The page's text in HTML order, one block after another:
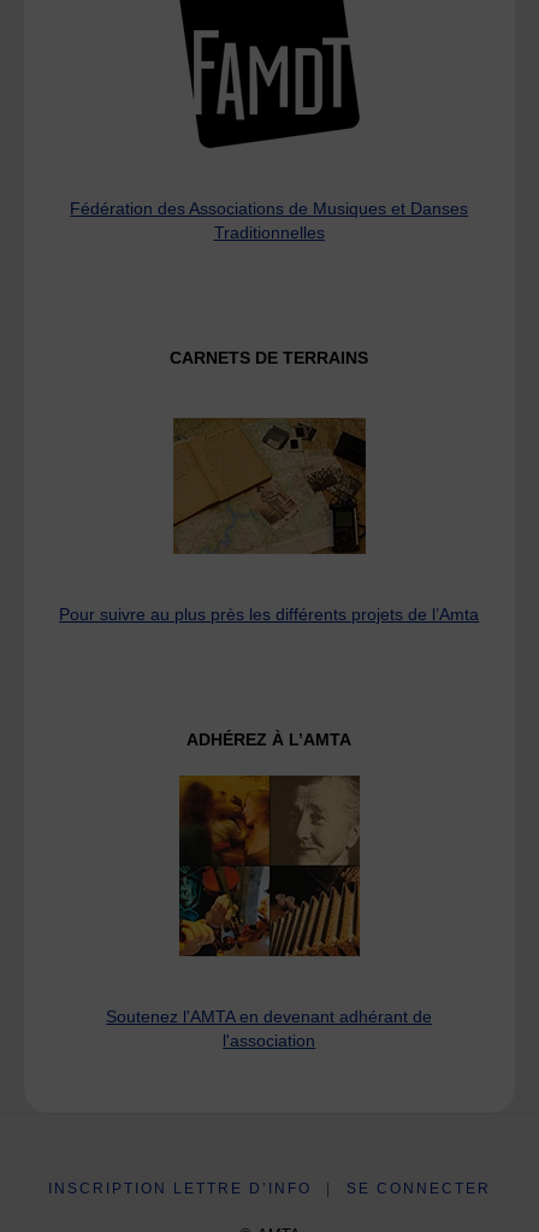
Fédération des Associations de Musiques et Danses
Traditionnelles
CARNETS DE TERRAINS
Pour suivre au plus près les différents projets de l’Amta
ADHÉREZ À L’AMTA
Soutenez l'AMTA en devenant adhérant de
l'association
INSCRIPTION LETTRE D’INFO SE CONNECTER